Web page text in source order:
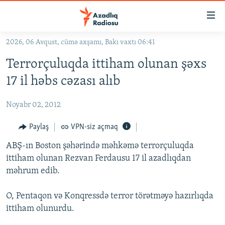
Əsas
qayıt
Əsas
qayıt
#ƏSLINDƏ
FƏRQƏ BAX
QANUNI DOĞRU
ARAŞDIRMA
VIDEO
RADIO ARXIV
2026, 06 Avqust, cümə axşamı, Bakı vaxtı 06:41
Terrorçuluqda ittiham olunan şəxs
17 il həbs cəzası alıb
Noyabr 02, 2012
Paylaş VPN-siz açmaq
ABŞ-ın Boston şəhərində məhkəmə terrorçuluqda
ittiham olunan Rezvan Ferdausu 17 il azadlıqdan
məhrum edib.
O, Pentaqon və Konqressdə terror törətməyə hazırlıqda
ittiham olunurdu.